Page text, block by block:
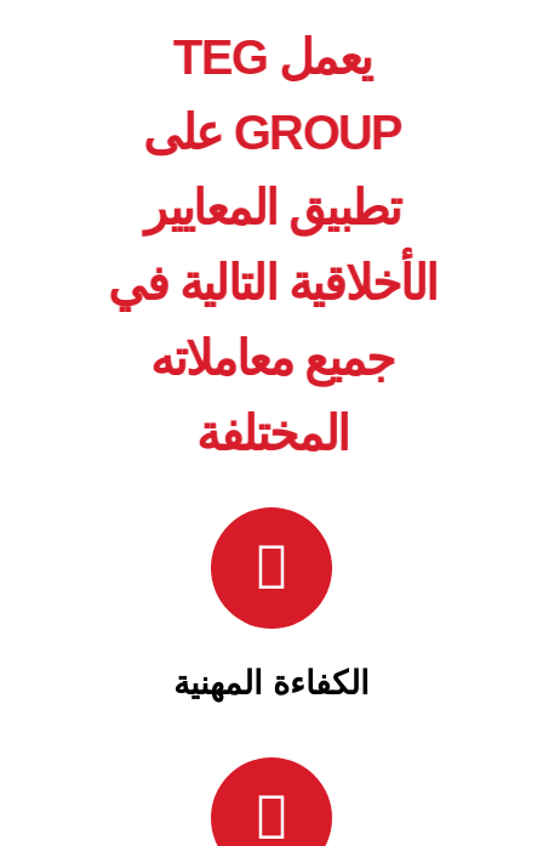
يعمل TEG
GROUP على
تطبيق المعايير
الأخلاقية التالية في
جميع معاملاته
المختلفة
الكفاءة المهنية